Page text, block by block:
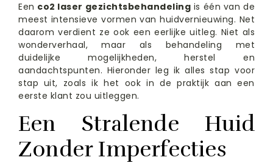
Een co2 laser gezichtsbehandeling is één van de
meest intensieve vormen van huidvernieuwing. Net
daarom verdient ze ook een eerlijke uitleg. Niet als
wonderverhaal, maar als behandeling met
duidelijke mogelijkheden, herstel en
aandachtspunten. Hieronder leg ik alles stap voor
stap uit, zoals ik het ook in de praktijk aan een
eerste klant zou uitleggen.
Een Stralende Huid
Zonder Imperfecties